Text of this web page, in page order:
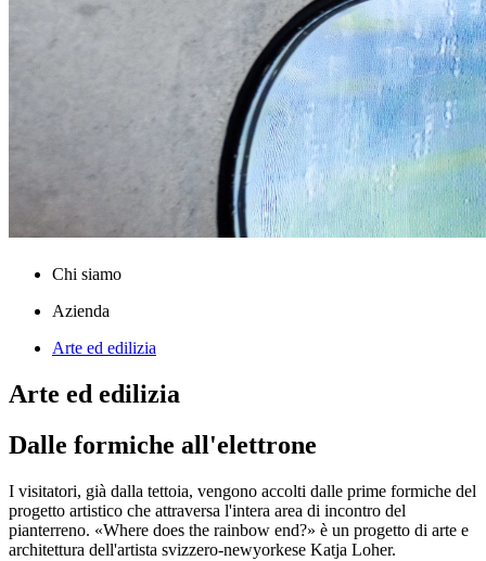
Chi siamo
Azienda
Arte ed edilizia
Arte ed edilizia
Dalle formiche all'elettrone
I visitatori, già dalla tettoia, vengono accolti dalle prime formiche del
progetto artistico che attraversa l'intera area di incontro del
pianterreno. «Where does the rainbow end?» è un progetto di arte e
architettura dell'artista svizzero-newyorkese Katja Loher.